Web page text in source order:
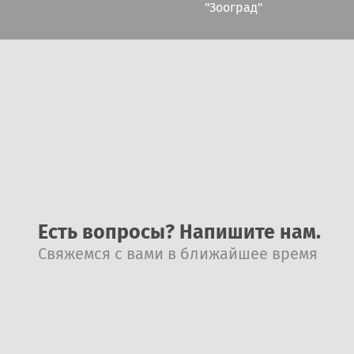
"Зооград"
Есть вопросы? Напишите нам.
Свяжемся с вами в ближайшее время